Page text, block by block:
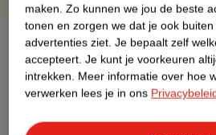
Over dit product
Productinformatie
Etiketinformatie
maken. Zo kunnen we jou de beste
tonen en zorgen we dat je ook
advertenties ziet. Je bepaalt zelf
accepteert. Je kunt je voorkeuren
intrekken. Meer informatie over hoe
verwerken lees je in ons